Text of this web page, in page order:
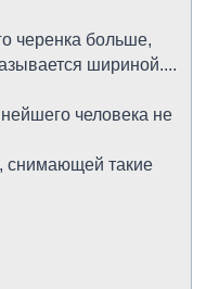
черенка больше,
шириной....
человека не
снимающей такие